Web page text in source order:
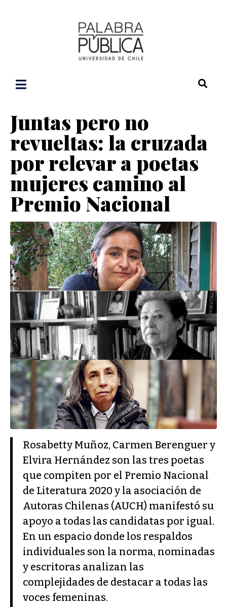
Juntas pero no
revueltas: la cruzada
por relevar a poetas
mujeres camino al
Premio Nacional
Rosabetty Muñoz, Carmen Berenguer y
Elvira Hernández son las tres poetas
que compiten por el Premio Nacional
de Literatura 2020 y la asociación de
Autoras Chilenas (AUCH) manifestó su
apoyo a todas las candidatas por igual.
En un espacio donde los respaldos
individuales son la norma, nominadas
y escritoras analizan las
complejidades de destacar a todas las
voces femeninas.